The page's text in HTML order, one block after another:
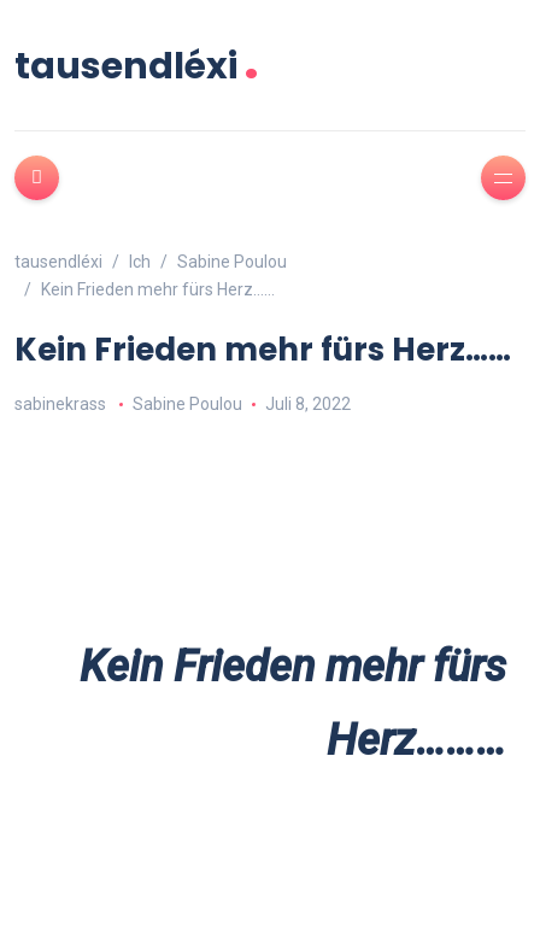
tausendléxi.
tausendléxi Ich
Sabine Poulou
Kein Frieden mehr fürs Herz……
Kein Frieden mehr fürs Herz……
sabinekrass Sabine Poulou Juli 8, 2022
Kein Frieden mehr fürs
Herz………